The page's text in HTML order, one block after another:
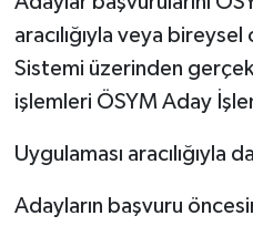
aracılığıyla veya
Sistemi üzerinden
işlemleri ÖSYM Aday
Uygulaması aracılığıyla
Adayların başvuru
Yaşam